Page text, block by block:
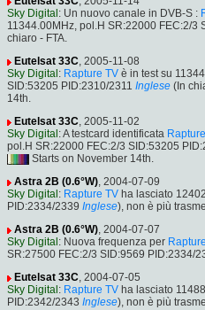
Sky Digital : Un nuovo canale in DVB-S :
11344.00MHz, pol.H SR:22000 FEC:2/3
chiaro - FTA.
Eutelsat 33C, 2005-11-08
Sky Digital : Rapture TV è in test su
SID:53205 PID:2310/2311 Inglese (In
14th.
Eutelsat 33C, 2005-11-02
Sky Digital : A testcard identificata
pol.H SR:22000 FEC:2/3 SID:53205
Starts on November 14th.
Astra 2B (0.6°W), 2004-07-09
Sky Digital : Rapture TV ha lasciato
PID:2334/2339 Inglese), non è più
Astra 2B (0.6°W), 2004-07-07
Sky Digital : Nuova frequenza per
SR:27500 FEC:2/3 SID:9569 PID:2334/
Eutelsat 33C, 2004-07-05
Sky Digital : Rapture TV ha lasciato
PID:2342/2343 Inglese), non è più